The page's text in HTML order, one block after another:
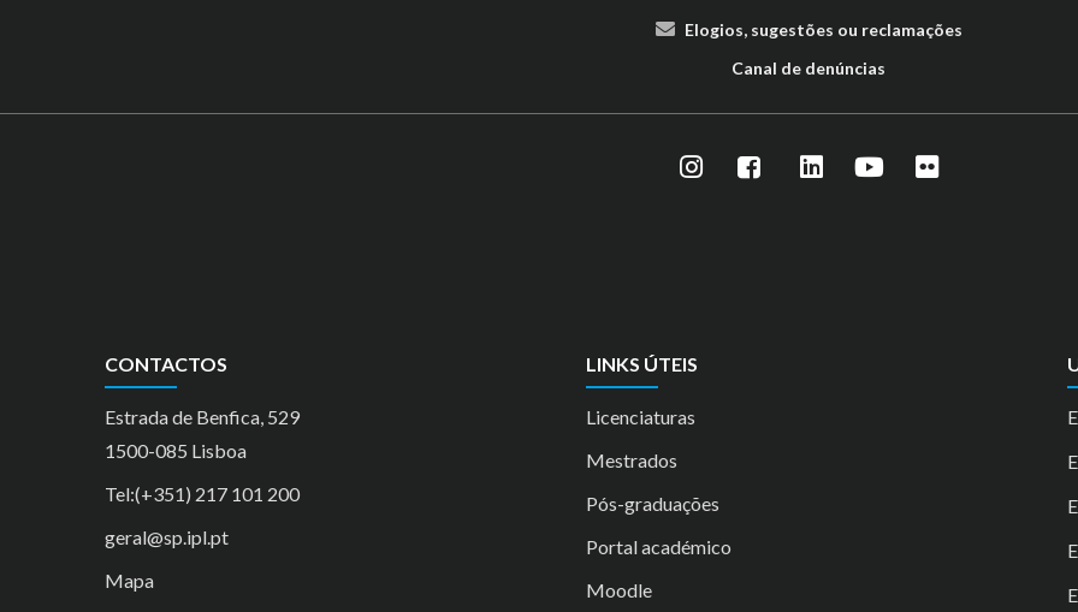
Elogios, sugestões ou reclamações
Canal de denúncias
CONTACTOS
Estrada de Benfica, 529
1500-085 Lisboa
Tel:(+351) 217 101 200
geral@sp.ipl.pt
Mapa
LINKS ÚTEIS
Licenciaturas
Mestrados
Pós-graduações
Portal académico
Moodle